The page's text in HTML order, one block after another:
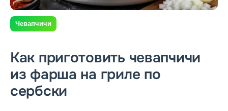
Чевапчичи
Как приготовить чевапчичи
из фарша на гриле по
сербски